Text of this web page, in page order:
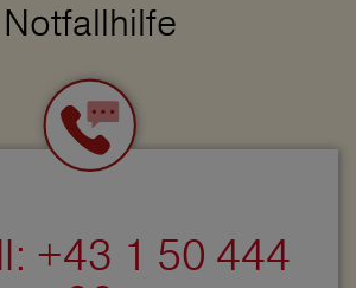
Notfallhilfe
+43 1 50 444